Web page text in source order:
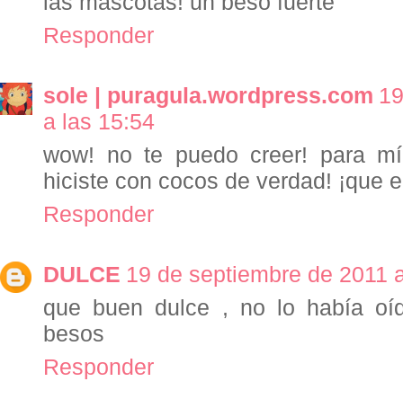
Responder
sole | puragula.wordpress.com
a las 15:54
wow! no te puedo creer! para
hiciste con cocos de verdad! ¡que
Responder
DULCE 19 de septiembre de 2011
que buen dulce , no lo había
besos
Responder